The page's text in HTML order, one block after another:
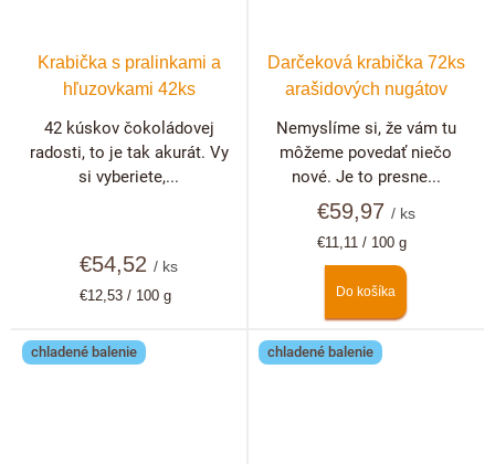
Krabička s pralinkami a
hľuzovkami 42ks
€54,52/ ks
Jednotková
€12,53 / 100 g
42 kúskov čokoládovej
radosti, to je tak akurát. Vy
si vyberiete,...
Darčeková krabička 72ks
arašidových nugátov
€59,97 / ks
Jednotková
€11,11 / 100 g
Do košíka
Nemyslíme si, že vám tu
môžeme povedať niečo
nové. Je to presne...
chladené balenie chladené balenie